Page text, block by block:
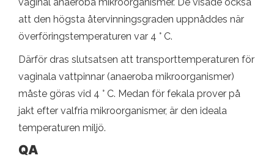
att den högsta återvinningsgraden uppnåddes när
överföringstemperaturen var 4 ° C.
Därför dras slutsatsen att transporttemperaturen för
vaginala vattpinnar (anaeroba mikroorganismer)
måste göras vid 4 ° C. Medan för fekala prover på
jakt efter valfria mikroorganismer, är den ideala
temperaturen miljö.
QA